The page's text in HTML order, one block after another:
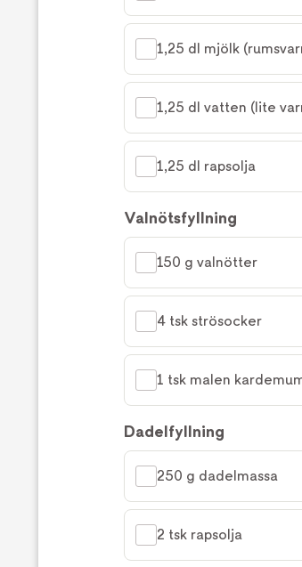
1,25 dl mjölk
1,25 dl vatten (lite
1,25 dl rapsolja
Valnötsfyllning
150 g valnötter
4 tsk strösocker
1 tsk malen
Dadelfyllning
250 g dadelmassa
2 tsk rapsolja